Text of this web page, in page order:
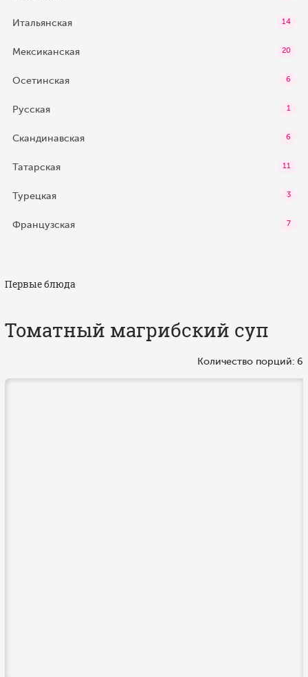
Итальянская 14
Мексиканская 20
Осетинская 6
Русская 1
Скандинавская 6
Татарская 11
Турецкая 3
Французская 7
Первые блюда
Томатный магрибский суп
Количество порций: 6